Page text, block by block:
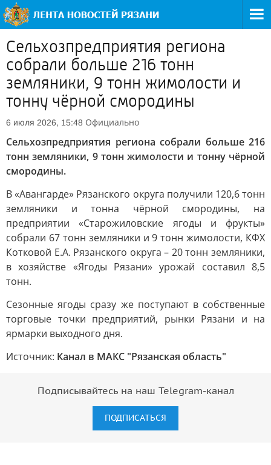
Сельхозпредприятия региона
собрали больше 216 тонн
земляники, 9 тонн жимолости и
тонну чёрной смородины
6 июля 2026, 15:48 Официально
Сельхозпредприятия региона собрали больше 216
тонн земляники, 9 тонн жимолости и тонну чёрной
смородины.
В «Авангарде» Рязанского округа получили 120,6 тонн
земляники и тонна чёрной смородины, на
предприятии «Старожиловские ягоды и фрукты»
собрали 67 тонн земляники и 9 тонн жимолости, КФХ
Котковой Е.А. Рязанского округа – 20 тонн земляники,
в хозяйстве «Ягоды Рязани» урожай составил 8,5
тонн.
Сезонные ягоды сразу же поступают в собственные
торговые точки предприятий, рынки Рязани и на
ярмарки выходного дня.
Источник: Канал в МАКС "Рязанская область"
Подписывайтесь на наш Telegram-канал
ПОДПИСАТЬСЯ